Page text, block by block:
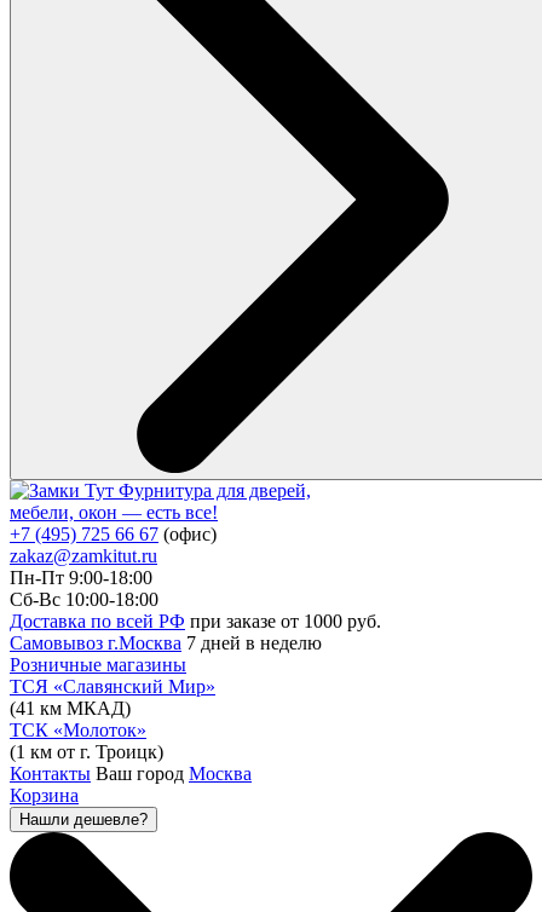
Фурнитура для дверей,
мебели, окон — есть все!
+7 (495) 725 66 67 (офис)
zakaz@zamkitut.ru
Пн-Пт 9:00-18:00
Сб-Вс 10:00-18:00
Доставка по всей РФ при заказе от 1000 руб.
Самовывоз г.Москва 7 дней в неделю
Розничные магазины
ТСЯ «Славянский Мир»
(41 км МКАД)
ТСК «Молоток»
(1 км от г. Троицк)
Контакты Ваш город Москва
Корзина
Нашли дешевле?